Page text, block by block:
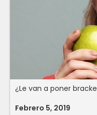
¿Le van a poner
Febrero 5, 2019